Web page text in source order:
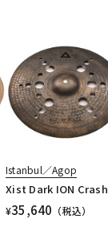
Istanbul／Agop
Xist Dark ION
¥35,640 （税込）